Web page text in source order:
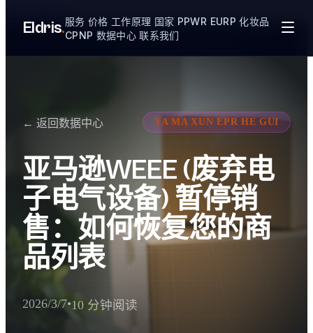
跳至主要内容
Eldris.服务 价格 工作原理 国家 PPWR EURP化妆品
CPNP 数据中心联系我们
← 返回数据中心 YA MA XUN EPR HE GUI
亚马逊WEEE (废弃电
子电气设备) 暂停销
售：如何恢复您的商
品列表
AI 提取器执行摘要
2026/3/7•10 分钟阅读